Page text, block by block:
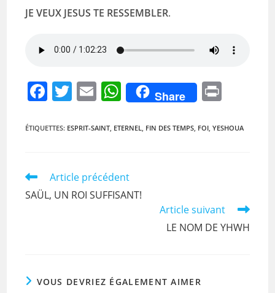
publication :
JE VEUX JESUS TE RESSEMBLER.
F
c
b
o
o
T
itt
E
ai
W
h
at
A
p
Share
t
ÉTIQUETTES: ESPRIT-SAINT ETERNEL FIN DES TEMPS FOI YESHOUA
Read
more
articles
Article précédent
SAÜL, UN ROI SUFFISANT!
Article suivant
LE NOM DE YHWH
VOUS DEVRIEZ ÉGALEMENT AIMER